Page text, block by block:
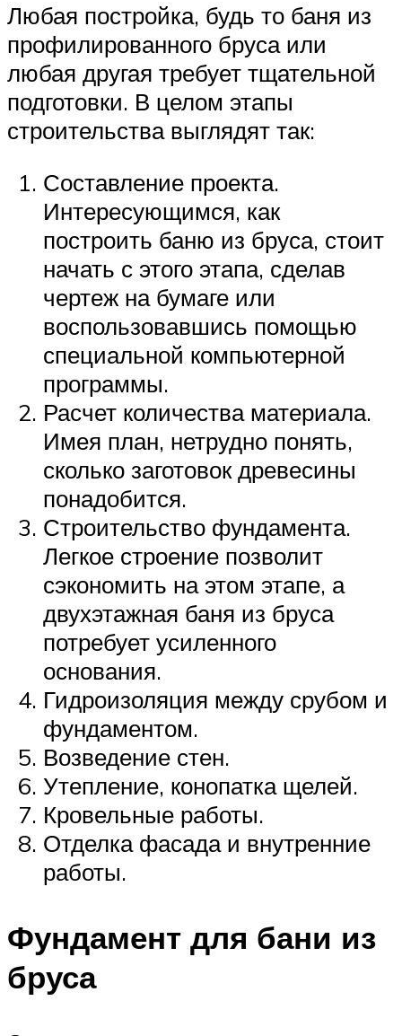
Любая постройка, будь то баня из
профилированного бруса или
любая другая требует тщательной
подготовки. В целом этапы
строительства выглядят так:
Составление проекта.
Интересующимся, как
построить баню из бруса, стоит
начать с этого этапа, сделав
чертеж на бумаге или
воспользовавшись помощью
специальной компьютерной
программы.
Расчет количества материала.
Имея план, нетрудно понять,
сколько заготовок древесины
понадобится.
Строительство фундамента.
Легкое строение позволит
сэкономить на этом этапе, а
двухэтажная баня из бруса
потребует усиленного
основания.
Гидроизоляция между срубом и
фундаментом.
Возведение стен.
Утепление, конопатка щелей.
Кровельные работы.
Отделка фасада и внутренние
работы.
Фундамент для бани из
бруса